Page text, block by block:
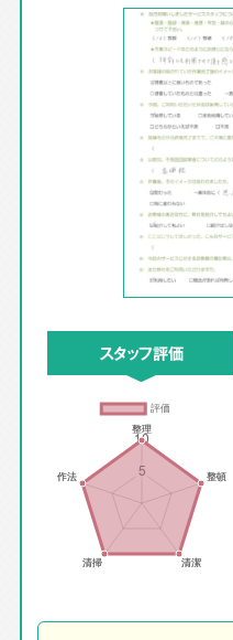
スタッフ評価